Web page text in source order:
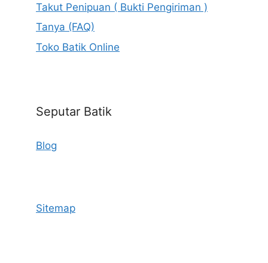
Takut Penipuan ( Bukti Pengiriman )
Tanya (FAQ)
Toko Batik Online
Seputar Batik
Blog
Sitemap